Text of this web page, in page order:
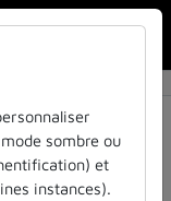
sombre ou
et
instances).